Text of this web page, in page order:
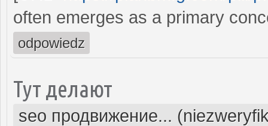
often emerges as a primary
odpowiedz
Тут делают
seo продвижение...